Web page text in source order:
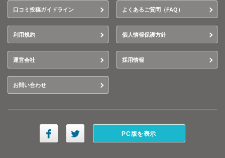
口コミ投稿ガイドライン よくあるご質問（FAQ）
利用規約 個人情報保護方針
運営会社 採用情報
お問い合わせ
PC版を表示